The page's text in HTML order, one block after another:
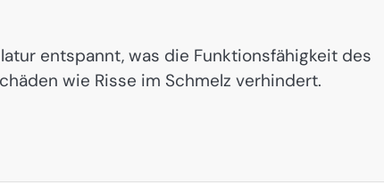
entspannt, was die Funktionsfähigkeit des
wie Risse im Schmelz verhindert.